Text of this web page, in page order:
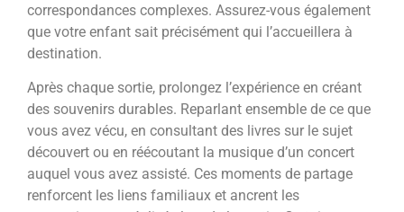
correspondances complexes. Assurez-vous également
que votre enfant sait précisément qui l’accueillera à
destination.
Après chaque sortie, prolongez l’expérience en créant
des souvenirs durables. Reparlant ensemble de ce que
vous avez vécu, en consultant des livres sur le sujet
découvert ou en réécoutant la musique d’un concert
auquel vous avez assisté. Ces moments de partage
renforcent les liens familiaux et ancrent les